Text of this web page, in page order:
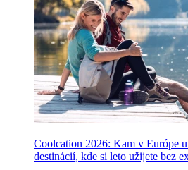
Coolcation 2026: Kam v Európe
destinácií, kde si leto užijete bez